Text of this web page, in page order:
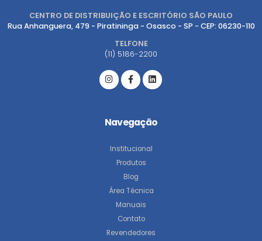
CENTRO DE DISTRIBUIÇÃO E ESCRITÓRIO SÃO PAULO
Rua Anhanguera, 479 - Piratininga - Osasco - SP - CEP: 06230-110
TELFONE
(11) 5186-2200
Navegação
Institucional
Produtos
Blog
Área Técnica
Manuais
Contato
Revendedores